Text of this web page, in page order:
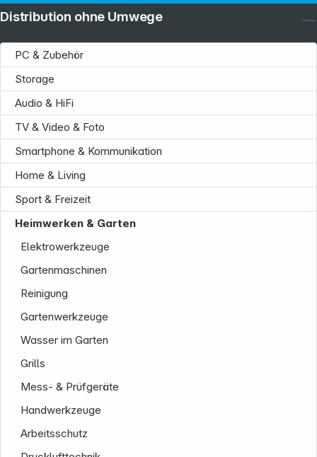
PC & Zubehör
Storage
Audio & HiFi
TV & Video & Foto
Smartphone & Kommunikation
Home & Living
Sport & Freizeit
Heimwerken & Garten
Elektrowerkzeuge
Gartenmaschinen
Reinigung
Gartenwerkzeuge
Wasser im Garten
Grills
Mess- & Prüfgeräte
Handwerkzeuge
Arbeitsschutz
Distribution ohne Umwege
Service